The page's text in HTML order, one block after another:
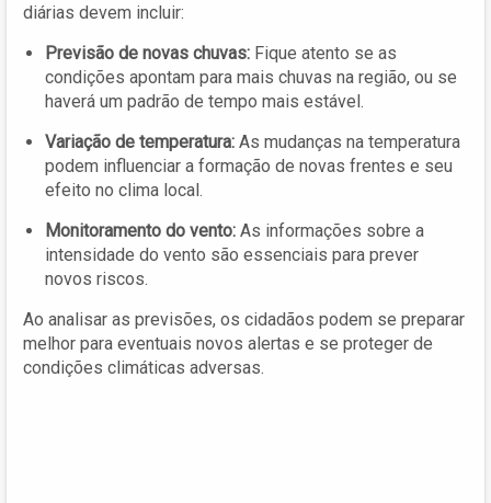
diárias devem incluir:
Previsão de novas chuvas: Fique atento se as
condições apontam para mais chuvas na região, ou se
haverá um padrão de tempo mais estável.
Variação de temperatura: As mudanças na temperatura
podem influenciar a formação de novas frentes e seu
efeito no clima local.
Monitoramento do vento: As informações sobre a
intensidade do vento são essenciais para prever
novos riscos.
Ao analisar as previsões, os cidadãos podem se preparar
melhor para eventuais novos alertas e se proteger de
condições climáticas adversas.